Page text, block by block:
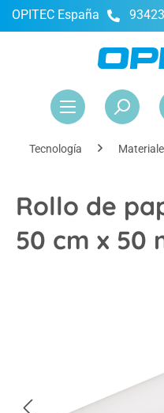
principal
OPITEC España
Tecnología
Rollo de
50 cm x 50